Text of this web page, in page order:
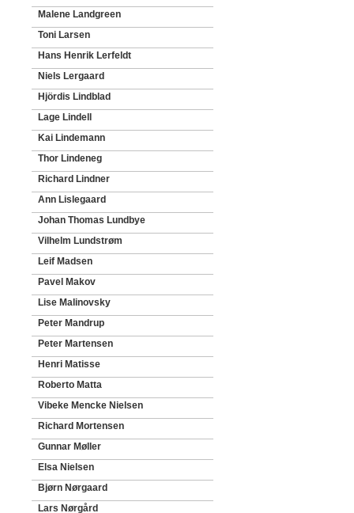
Malene Landgreen
Toni Larsen
Hans Henrik Lerfeldt
Niels Lergaard
Hjördis Lindblad
Lage Lindell
Kai Lindemann
Thor Lindeneg
Richard Lindner
Ann Lislegaard
Johan Thomas Lundbye
Vilhelm Lundstrøm
Leif Madsen
Pavel Makov
Lise Malinovsky
Peter Mandrup
Peter Martensen
Henri Matisse
Roberto Matta
Vibeke Mencke Nielsen
Richard Mortensen
Gunnar Møller
Elsa Nielsen
Bjørn Nørgaard
Lars Nørgård